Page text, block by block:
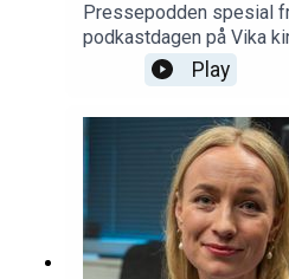
Pressepodden spesial
podkastdagen på Vika
profil Anders Giæver om
sjefen sin som
Mediebobler ble til, og
forbereder seg til
Play